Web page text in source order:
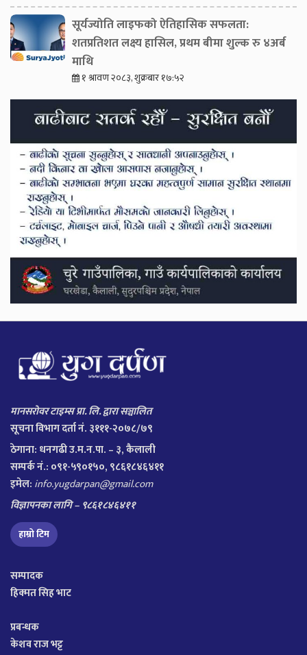
सूर्यज्योति लाइफको ऐतिहासिक सफलता:
शतप्रतिशत लक्ष्य हासिल, प्रथम बीमा शुल्क रु ४अर्ब
माथि
१ श्रावण २०८३, शुक्रबार १७:५२
मानसरोवर टाइम्स प्रा. लि. द्वारा सञ्चालित
सूचना विभाग दर्ता नं. ३१११-२०७८/७९
ठेगाना: धनगढी उ.म.न.पा. – ३, कैलाली
सम्पर्क नं.: ०९१-५९०१५०, ९८६१८४६४११
इमेल: info.yugdarpan@gmail.com
विज्ञापनका लागि – ९८६१८४६४११
हाम्रो टिम
सम्पादक
हिक्मत सिह भाट
प्रबन्धक
केशव राज भट्ट